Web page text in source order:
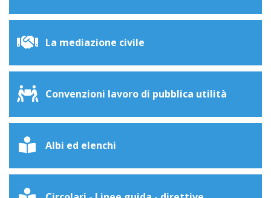
La mediazione civile
Convenzioni lavoro di pubblica utilità
Albi ed elenchi